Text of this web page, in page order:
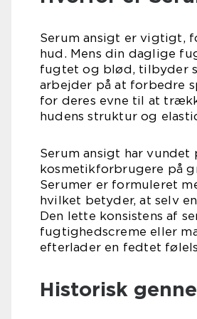
Serum ansigt er vigtigt,
hud. Mens din daglige
fugtet og blød, tilbyder
arbejder på at forbedre
for deres evne til at
hudens struktur og
Serum ansigt har
kosmetikforbrugere på
Serumer er formuleret
hvilket betyder, at selv
Den lette konsistens af
fugtighedscreme eller
efterlader en fedtet
Historisk